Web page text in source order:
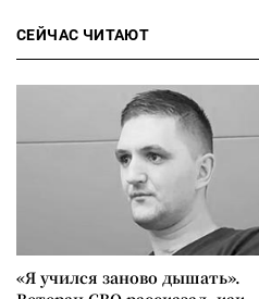
СЕЙЧАС ЧИТАЮТ
«Я учился заново дышать».